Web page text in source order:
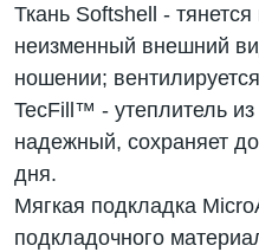
Ткань Softshell -
неизменный внешний
ношении;
TecFill™ - утеплитель из
надежный, сохраняет
дня.
Мягкая подкладка
подкладочного